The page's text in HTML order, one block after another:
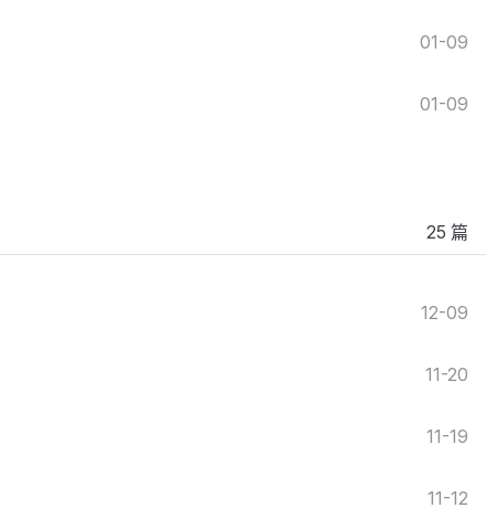
01-09
01-09
25 篇
12-09
11-20
11-19
11-12